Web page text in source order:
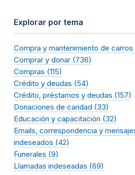
Explorar por tema
Compra y mantenimiento de carros
Comprar y donar (736)
Compras (115)
Crédito y deudas (54)
Crédito, préstamos y deudas (157)
Donaciones de caridad (33)
Educación y capacitación (32)
Emails, correspondencia y
indeseados (42)
Funerales (9)
Llamadas indeseadas (69)